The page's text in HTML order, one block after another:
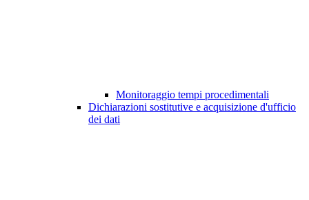
Monitoraggio tempi procedimentali
Dichiarazioni sostitutive e acquisizione d'ufficio
dei dati